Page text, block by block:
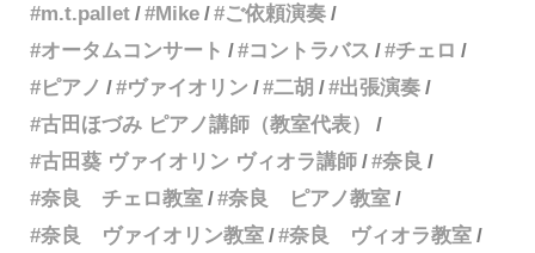
m.t.pallet
Mike
ご依頼演奏
オータムコンサート
コントラバス
チェロ
ピアノ
ヴァイオリン 二胡
出張演奏
古田ほづみ ピアノ講師（教室代表）
古田葵 ヴァイオリン ヴィオラ講師
奈良
奈良 チェロ教室
奈良 ピアノ教室
奈良 ヴァイオリン教室
奈良 ヴィオラ教室